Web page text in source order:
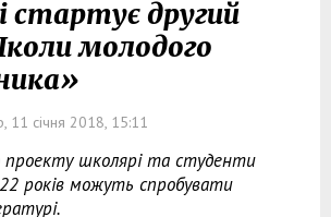
стартує другий
молодого
січня 2018, 15:11
проекту школярі та студенти
років можуть спробувати